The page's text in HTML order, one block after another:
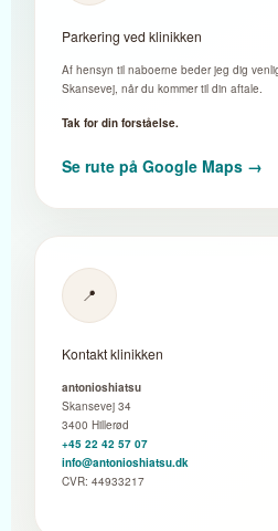
Parkering ved klinikken
Af hensyn til naboerne beder jeg dig
Skansevej, når du kommer til din aftale.
Tak for din forståelse.
Se rute på Google Maps →
📍
Kontakt klinikken
antonioshiatsu
Skansevej 34
3400 Hillerød
+45 22 42 57 07
info@antonioshiatsu.dk
CVR: 44933217